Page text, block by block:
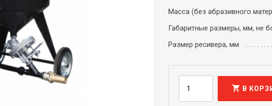
Масса (без абразивного
Габаритные размеры, мм, не
Размер ресивера, мм
shopping_cart В